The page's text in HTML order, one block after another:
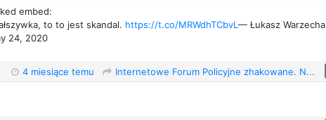
embed:
to to jest skandal. https://t.co/MRWdhTCbvL — Łukasz Warzecha
24, 2020
4 miesiące temu Internetowe Forum Policyjne zhakowane. N...